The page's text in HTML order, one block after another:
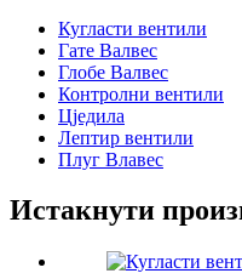
Кугласти вентили
Гате Валвес
Глобе Валвес
Контролни вентили
Цједила
Лептир вентили
Плуг Влавес
Истакнути